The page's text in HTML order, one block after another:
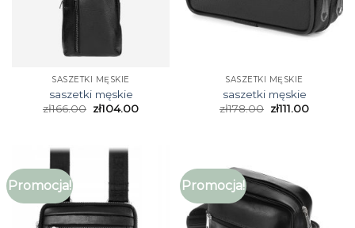
SASZETKI MĘSKIE
saszetki męskie
zł166.00 zł104.00
SASZETKI MĘSKIE
saszetki męskie
zł178.00 zł111.00
Promocja! Promocja!